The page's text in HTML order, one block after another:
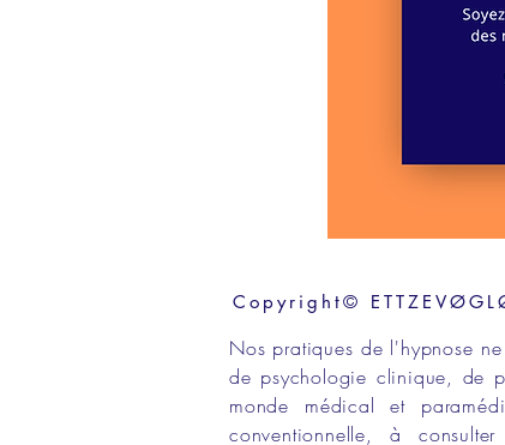
Copyright©
Nos pratiques de l'hypnose
de psychologie clinique, de
monde médical et
conventionnelle, à